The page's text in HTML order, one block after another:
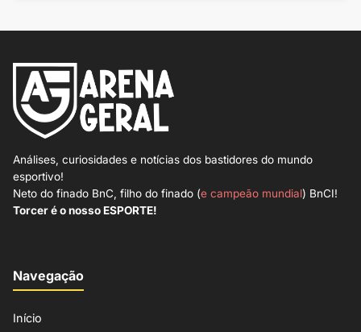
Análises, curiosidades e notícias dos bastidores do mundo
esportivo!
Neto do finado BnC, filho do finado (e campeão mundial) BnCI!
Torcer é o nosso ESPORTE!
Navegação
Início